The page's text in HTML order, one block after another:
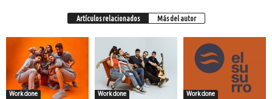
Artículos relacionados Más del autor
Work done Work done Work done